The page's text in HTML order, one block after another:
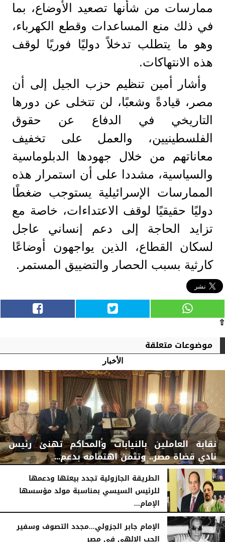
ممارسات من شأنها تصعيد الأوضاع، بما
في ذلك منع المساعدات وقطع الكهرباء،
وهو ما يتطلب تدخلاً دوليًا فوريًا لوقف
هذه الانتهاكات.
وأشار أمين تنظيم حزب الجيل إلى أن
مصر، قيادةً وشعبًا، لن تتخلى عن دورها
التاريخي في الدفاع عن حقوق
الفلسطينيين، والعمل على تخفيف
معاناتهم من خلال جهودها الدبلوماسية
والسياسية، مشددا على أن استمرار هذه
الممارسات الإسرائيلية يستوجب ضغطًا
دوليًا حقيقيًا لوقف الاعتداءات، خاصة مع
تزايد الحاجة إلى دعم إنساني عاجل
لسكان القطاع، الذين يواجهون أوضاعًا
كارثية بسبب الحصار والتضييق المستمر.
⇧
موضوعات متعلقة
الأخبار
نقابة العاملين بالنيابات والمحاكم تهنئ رئيس
نادي قضاة مصر.. وتثمن اهتمامه بدعم...
الخميس، 6 أغسطس 2026 06:22 مـ
الطريقة الجازولية تجدد بيعتها ودعمها
للرئيس السيسي بمناسبة مولد مؤسسها
الإمام...
الخميس، 6 أغسطس 2026
الإمام جابر الجزولي...مجدد التصوف وسفير
الحب الإلهي في مصر